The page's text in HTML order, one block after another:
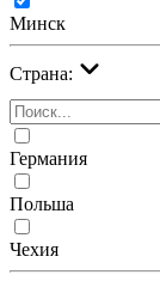
Минск
Страна:
Германия
Польша
Чехия